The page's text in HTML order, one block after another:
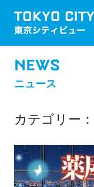
NEWS
ニュース
カテゴリー